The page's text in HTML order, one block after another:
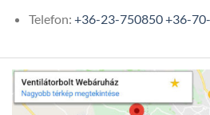
Telefon: +36-23-750850+36-